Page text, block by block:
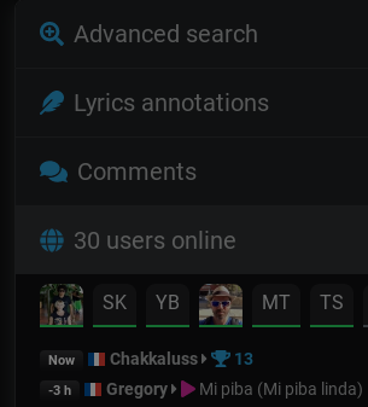
Advanced search
Lyrics annotations
Comments
30 users online
SK YB MT TS
Now Chakkaluss 13
-3 h Gregory Mi piba (Mi piba linda)